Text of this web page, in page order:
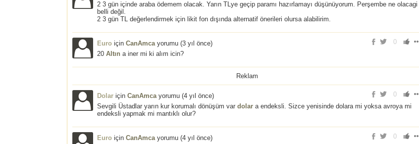
2 3 gün içinde araba ödemem olacak. Yarın TLye geçip paramı hazırlamayı düşünüyorum. Perşembe ne olacagi
belli değil.
2 3 gün TL değerlendirmek için likit fon dışında alternatif önerileri olursa alabilirim.
0
Euro için CanAmcayorumu (3 yıl önce)
20 Altın a iner mi ki alım icin?
Reklam
0
Dolar için CanAmcayorumu (4 yıl önce)
Sevgili Üstadlar yarın kur korumalı dönüşüm var dolar a endeksli. Sizce yenisinde dolara mi yoksa avroya mi
endeksli yapmak mi mantıklı olur?
0
Euro için CanAmcayorumu (4 yıl önce)